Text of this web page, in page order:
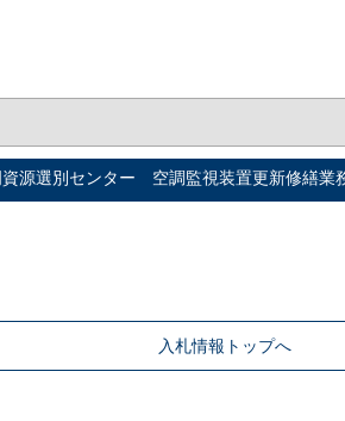
資源選別センター 空調監視装置更新修繕
入札情報トップへ